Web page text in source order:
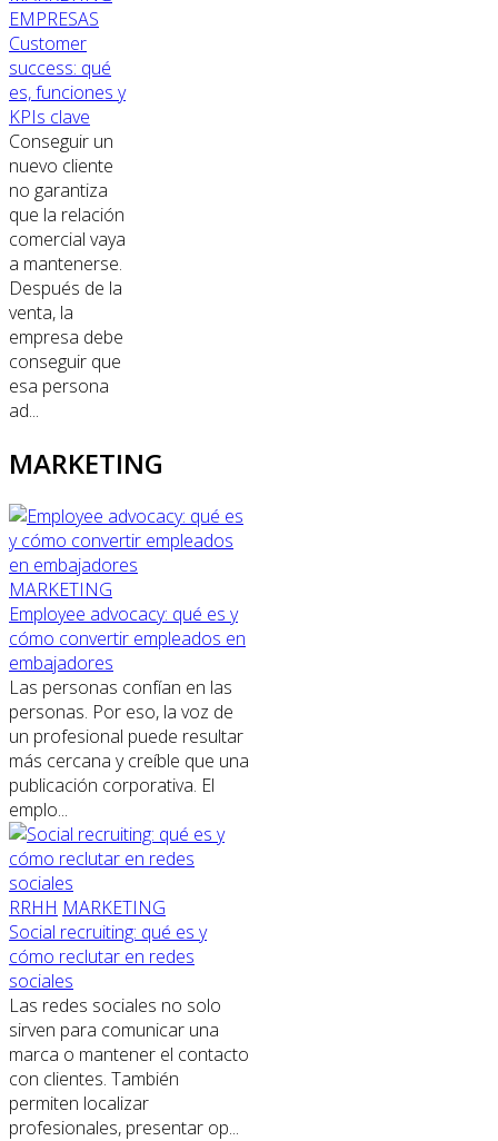
EMPRESAS
Customer
success: qué
es, funciones y
KPIs clave
Conseguir un
nuevo cliente
no garantiza
que la relación
comercial vaya
a mantenerse.
Después de la
venta, la
empresa debe
conseguir que
esa persona
ad...
MARKETING
MARKETING
Employee advocacy: qué es y
cómo convertir empleados en
embajadores
Las personas confían en las
personas. Por eso, la voz de
un profesional puede resultar
más cercana y creíble que una
publicación corporativa. El
emplo...
RRHH MARKETING
Social recruiting: qué es y
cómo reclutar en redes
sociales
Las redes sociales no solo
sirven para comunicar una
marca o mantener el contacto
con clientes. También
permiten localizar
profesionales, presentar op...